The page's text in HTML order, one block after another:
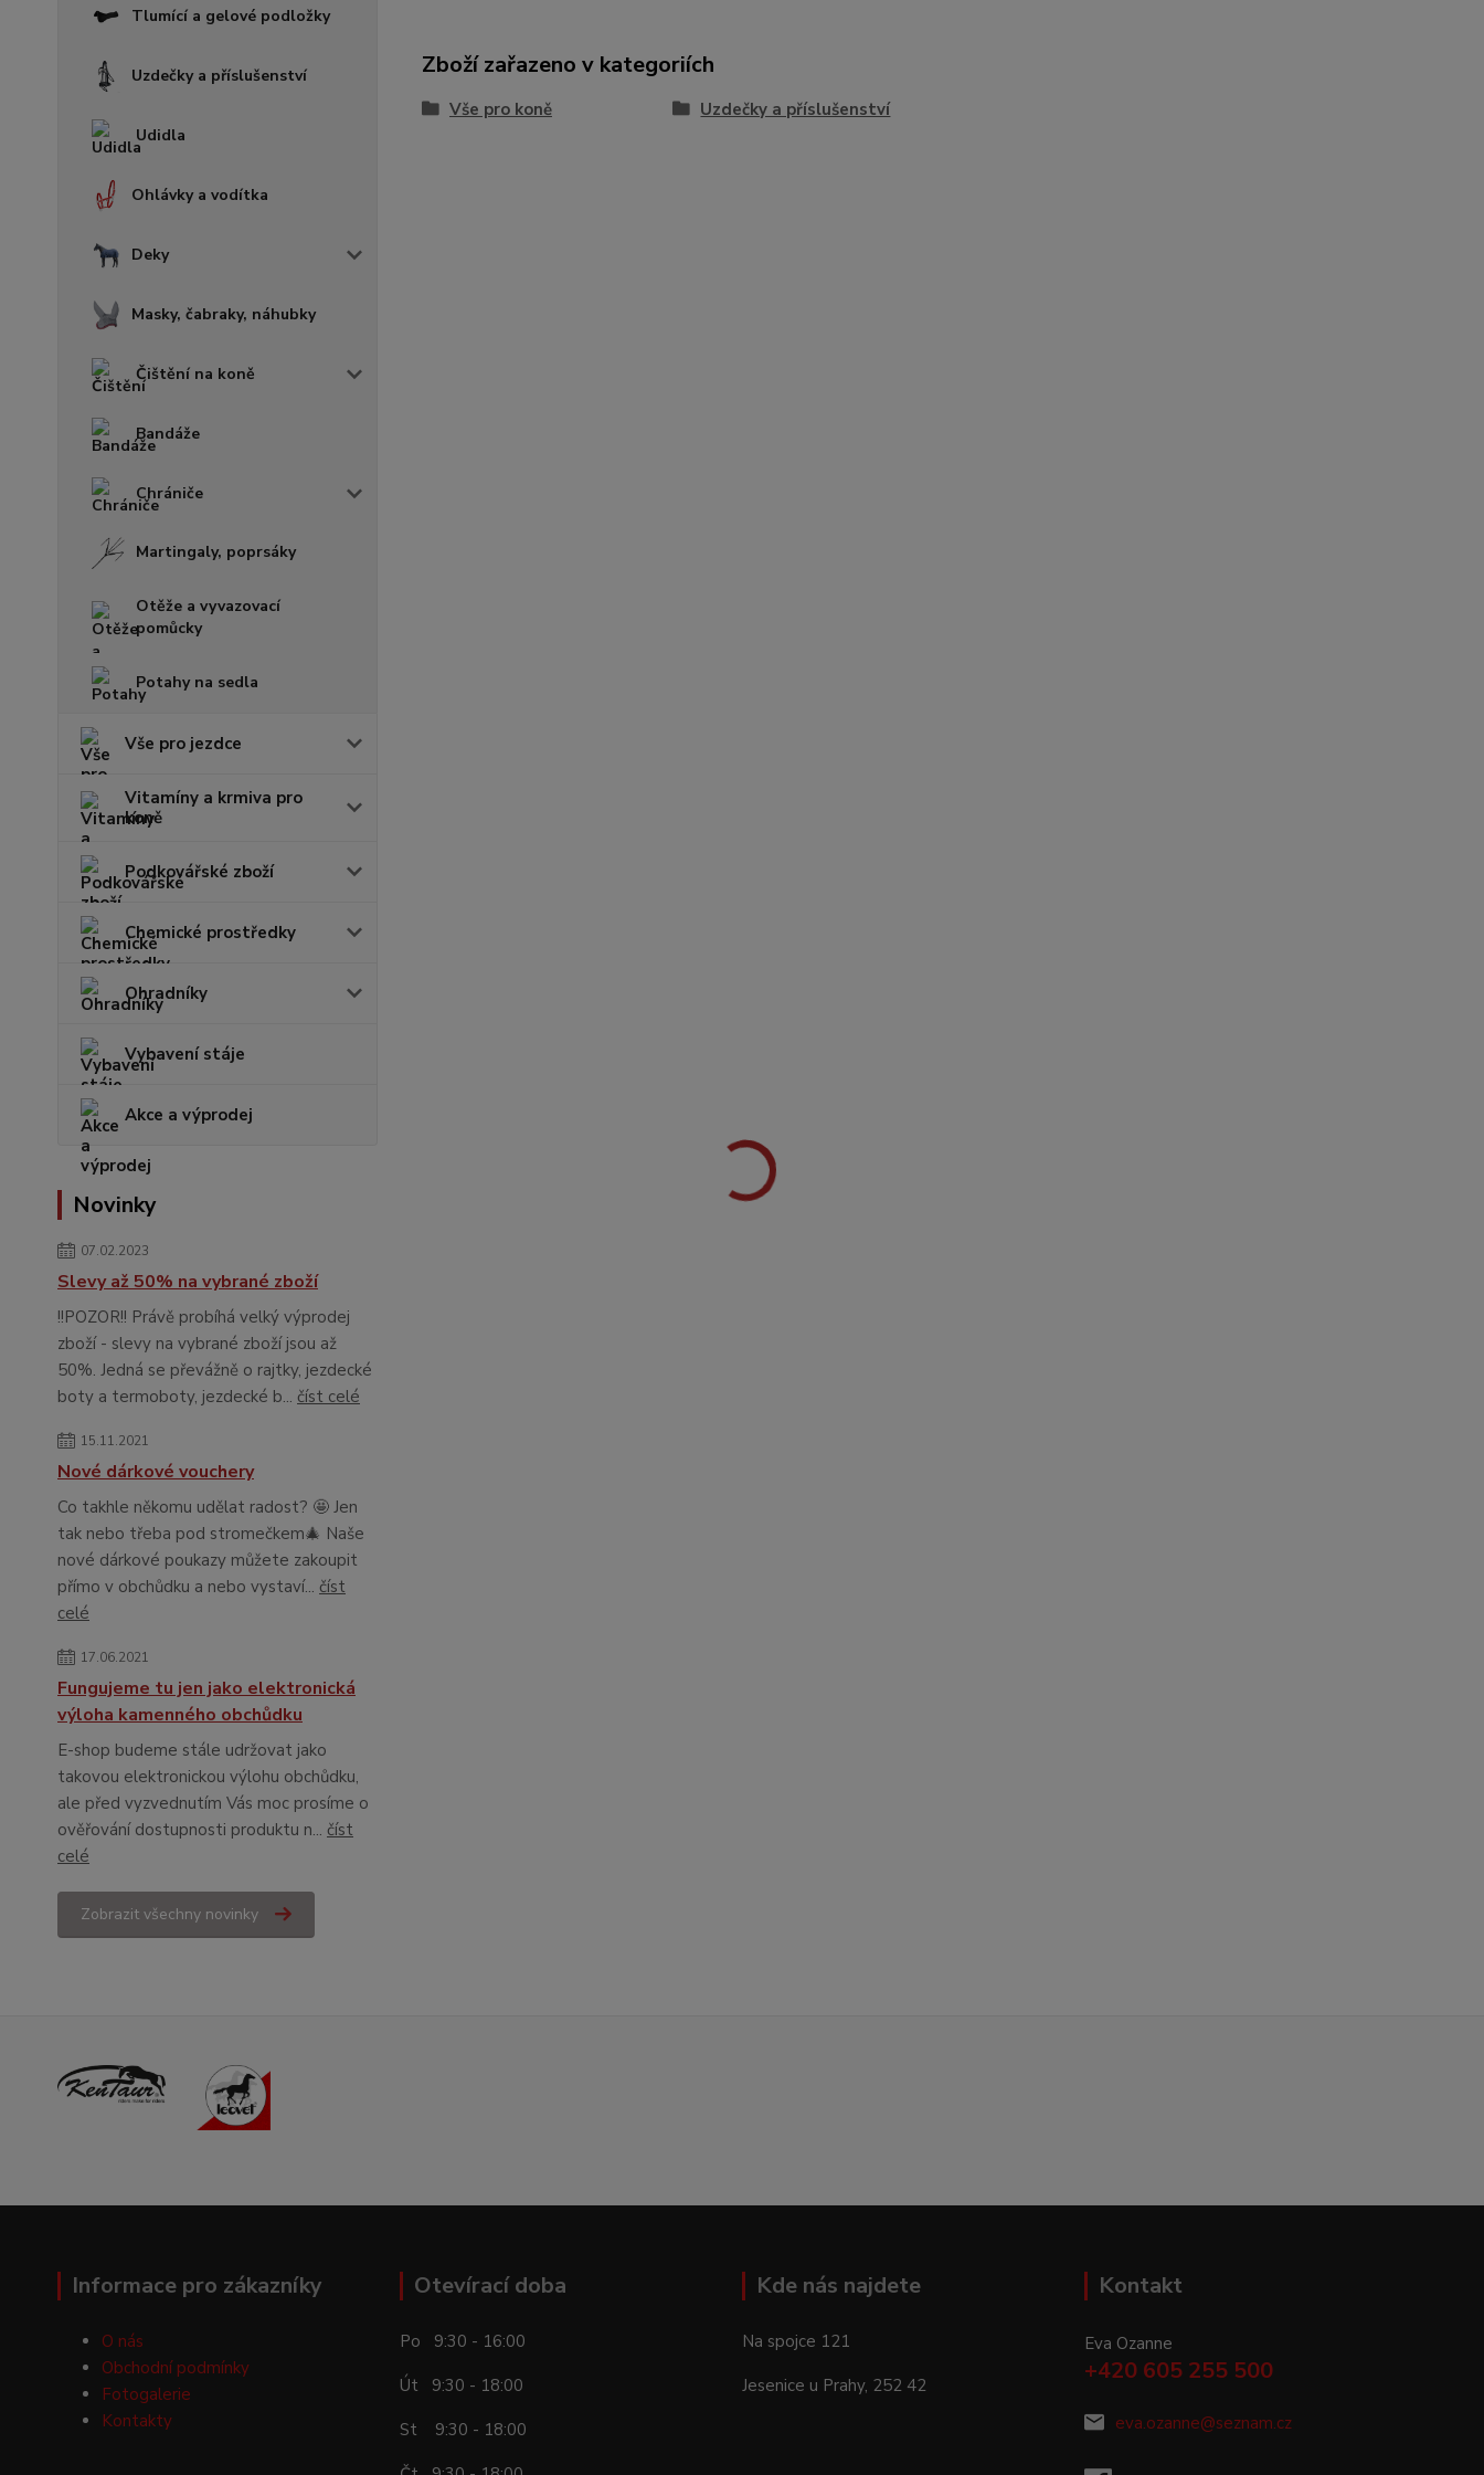
Tlumící a gelové podložky
Uzdečky a příslušenství
Udidla
Ohlávky a vodítka
Deky
Masky, čabraky, náhubky
Čištění na koně
Bandáže
Chrániče
Martingaly, poprsáky
Otěže a vyvazovací
pomůcky
Potahy na sedla
Vše pro jezdce
Vitamíny a krmiva pro
koně
Podkovářské zboží
Chemické prostředky
Ohradníky
Vybavení stáje
Akce a výprodej
Novinky
07.02.2023
Slevy až 50% na vybrané zboží
!!POZOR!! Právě probíhá velký výprodej
zboží - slevy na vybrané zboží jsou až
50%. Jedná se převážně o rajtky, jezdecké
boty a termoboty, jezdecké b... číst celé
15.11.2021
Nové dárkové vouchery
Co takhle někomu udělat radost? 🤩 Jen
tak nebo třeba pod stromečkem🎄 Naše
nové dárkové poukazy můžete zakoupit
přímo v obchůdku a nebo vystaví... číst
celé
17.06.2021
Fungujeme tu jen jako elektronická
výloha kamenného obchůdku
E-shop budeme stále udržovat jako
takovou elektronickou výlohu obchůdku,
ale před vyzvednutím Vás moc prosíme o
ověřování dostupnosti produktu n... číst
celé
Zobrazit všechny novinky
Zboží zařazeno v kategoriích
Vše pro koně Uzdečky a příslušenství
Informace pro zákazníky
O nás
Obchodní podmínky
Fotogalerie
Kontakty
Otevírací doba
Po 9:30 - 16:00
Út 9:30 - 18:00
St 9:30 - 18:00
Kde nás najdete
Na spojce 121
Jesenice u Prahy, 252 42
Kontakt
Eva Ozanne
+420 605 255 500
eva.ozanne@seznam.cz